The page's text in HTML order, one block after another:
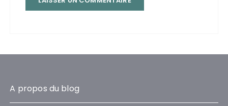
A propos du blog